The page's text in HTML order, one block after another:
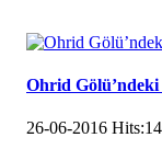
Ohrid
26-06-2016 Hits: